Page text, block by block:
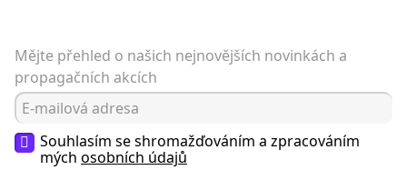
Mějte přehled o našich nejnovějších novinkách a
propagačních akcích
Souhlasím se shromažďováním a zpracováním
mých osobních údajů